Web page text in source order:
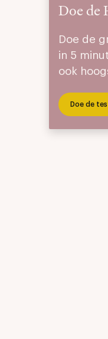
Doe de
Doe de
in 5
ook
Doe de